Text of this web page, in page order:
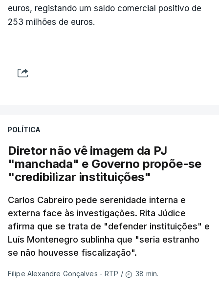
euros, registando um saldo comercial positivo de
253 milhões de euros.
POLÍTICA
Diretor não vê imagem da PJ
"manchada" e Governo propõe-se
"credibilizar instituições"
Carlos Cabreiro pede serenidade interna e
externa face às investigações. Rita Júdice
afirma que se trata de "defender instituições" e
Luís Montenegro sublinha que "seria estranho
se não houvesse fiscalização".
Filipe Alexandre Gonçalves - RTP / 38 min.